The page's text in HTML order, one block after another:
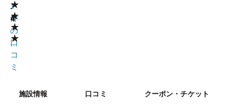
★
★
★
★
.
4
1
件
の
口
コ
ミ
施設情報 口コミ クーポン・チケット